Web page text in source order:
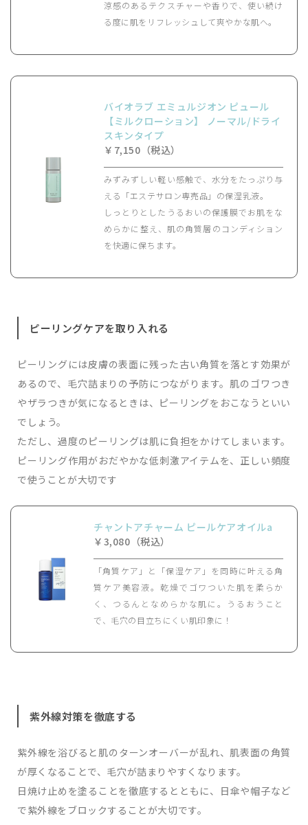
涼感のあるテクスチャーや香りで、使い続け
る度に肌をリフレッシュして爽やかな肌へ。
バイオラブ エミュルジオン ピュール
【ミルクローション】 ノーマル/ドライ
スキンタイプ
￥7,150（税込）
みずみずしい軽い感触で、水分をたっぷり与
える「エステサロン専売品」の保湿乳液。
しっとりとしたうるおいの保護膜でお肌をな
めらかに整え、肌の角質層のコンディション
を快適に保ちます。
ピーリングケアを取り入れる
ピーリングには皮膚の表面に残った古い角質を落とす効果が
あるので、毛穴詰まりの予防につながります。肌のゴワつき
やザラつきが気になるときは、ピーリングをおこなうといい
でしょう。
ただし、過度のピーリングは肌に負担をかけてしまいます。
ピーリング作用がおだやかな低刺激アイテムを、正しい頻度
で使うことが大切です
チャントアチャーム ピールケアオイルa
￥3,080（税込）
「角質ケア」と「保湿ケア」を同時に叶える角
質ケア美容液。乾燥でゴワついた肌を柔らか
く、つるんとなめらかな肌に。うるおうこと
で、毛穴の目立ちにくい肌印象に！
紫外線対策を徹底する
紫外線を浴びると肌のターンオーバーが乱れ、肌表面の角質
が厚くなることで、毛穴が詰まりやすくなります。
日焼け止めを塗ることを徹底するとともに、日傘や帽子など
で紫外線をブロックすることが大切です。